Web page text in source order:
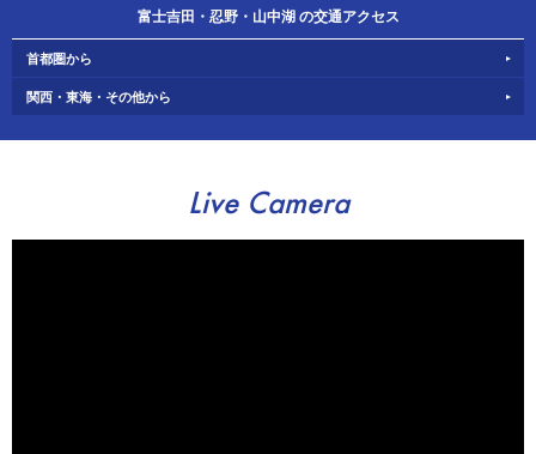
富士吉田・忍野・山中湖 の交通アクセス
首都圏から
関西・東海・その他から
Live Camera